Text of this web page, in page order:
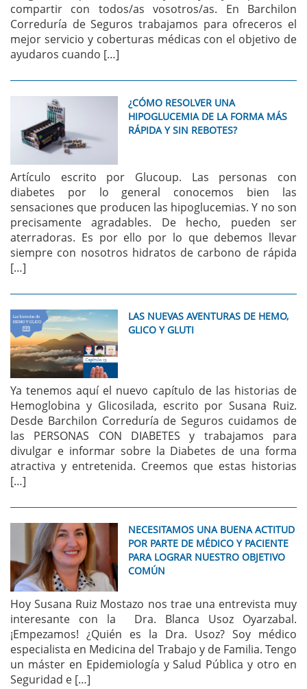
compartir con todos/as vosotros/as. En Barchilon
Correduría de Seguros trabajamos para ofreceros el
mejor servicio y coberturas médicas con el objetivo de
ayudaros cuando […]
¿CÓMO RESOLVER UNA
HIPOGLUCEMIA DE LA FORMA MÁS
RÁPIDA Y SIN REBOTES?
Artículo escrito por Glucoup. Las personas con
diabetes por lo general conocemos bien las
sensaciones que producen las hipoglucemias. Y no son
precisamente agradables. De hecho, pueden ser
aterradoras. Es por ello por lo que debemos llevar
siempre con nosotros hidratos de carbono de rápida
[…]
LAS NUEVAS AVENTURAS DE HEMO,
GLICO Y GLUTI
Ya tenemos aquí el nuevo capítulo de las historias de
Hemoglobina y Glicosilada, escrito por Susana Ruiz.
Desde Barchilon Correduría de Seguros cuidamos de
las PERSONAS CON DIABETES y trabajamos para
divulgar e informar sobre la Diabetes de una forma
atractiva y entretenida. Creemos que estas historias
[…]
NECESITAMOS UNA BUENA ACTITUD
POR PARTE DE MÉDICO Y PACIENTE
PARA LOGRAR NUESTRO OBJETIVO
COMÚN
Hoy Susana Ruiz Mostazo nos trae una entrevista muy
interesante con la Dra. Blanca Usoz Oyarzabal.
¡Empezamos! ¿Quién es la Dra. Usoz? Soy médico
especialista en Medicina del Trabajo y de Familia. Tengo
un máster en Epidemiología y Salud Pública y otro en
Seguridad e […]